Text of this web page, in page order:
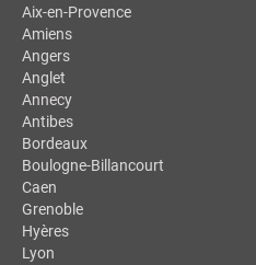
Aix-en-Provence
Amiens
Angers
Anglet
Annecy
Antibes
Bordeaux
Boulogne-Billancourt
Caen
Grenoble
Hyères
Lyon